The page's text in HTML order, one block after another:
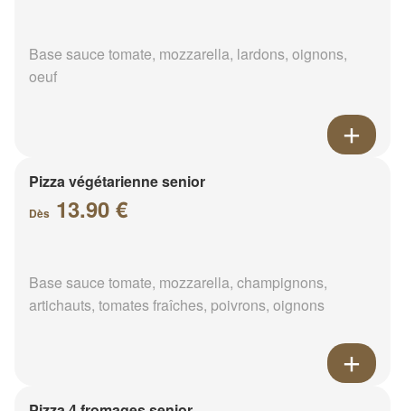
Base sauce tomate, mozzarella, lardons, oignons,
oeuf
Pizza végétarienne senior
Dès 13.90 €
Base sauce tomate, mozzarella, champignons,
artichauts, tomates fraîches, poivrons, oignons